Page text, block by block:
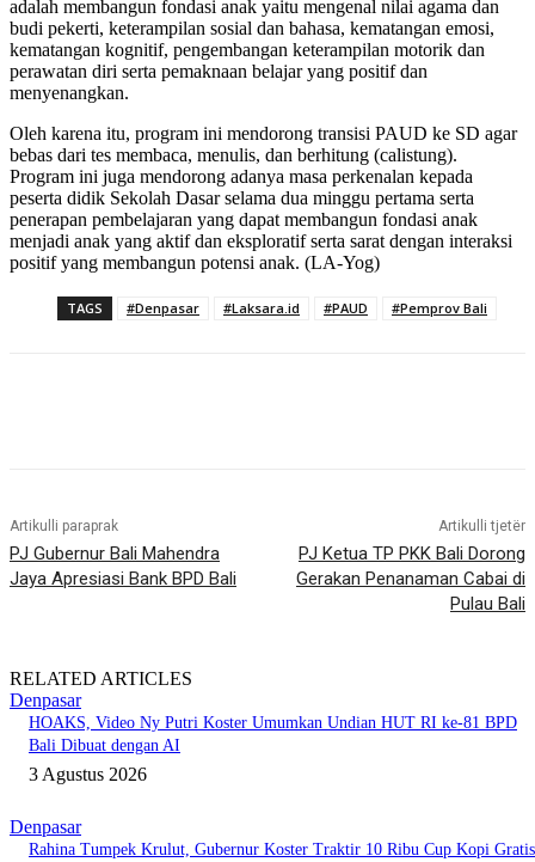
adalah membangun fondasi anak yaitu mengenal nilai agama dan
budi pekerti, keterampilan sosial dan bahasa, kematangan emosi,
kematangan kognitif, pengembangan keterampilan motorik dan
perawatan diri serta pemaknaan belajar yang positif dan
menyenangkan.
Oleh karena itu, program ini mendorong transisi PAUD ke SD agar
bebas dari tes membaca, menulis, dan berhitung (calistung).
Program ini juga mendorong adanya masa perkenalan kepada
peserta didik Sekolah Dasar selama dua minggu pertama serta
penerapan pembelajaran yang dapat membangun fondasi anak
menjadi anak yang aktif dan eksploratif serta sarat dengan interaksi
positif yang membangun potensi anak. (LA-Yog)
TAGS #Denpasar #Laksara.id #PAUD #Pemprov Bali
Artikulli paraprak
PJ Gubernur Bali Mahendra
Jaya Apresiasi Bank BPD Bali
Artikulli tjetër
PJ Ketua TP PKK Bali Dorong
Gerakan Penanaman Cabai di
Pulau Bali
RELATED ARTICLES
Denpasar
HOAKS, Video Ny Putri Koster Umumkan Undian HUT RI ke-81 BPD
Bali Dibuat dengan AI
3 Agustus 2026
Denpasar
Rahina Tumpek Krulut, Gubernur Koster Traktir 10 Ribu Cup Kopi Gratis